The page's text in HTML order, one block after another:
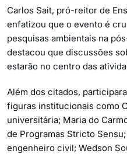
Carlos Sait, pró-reitor de
enfatizou que o evento é
pesquisas ambientais na
destacou que discussões
estarão no centro das
Além dos citados,
figuras institucionais como
universitária; Maria do
de Programas Stricto
engenheiro civil; Wedson